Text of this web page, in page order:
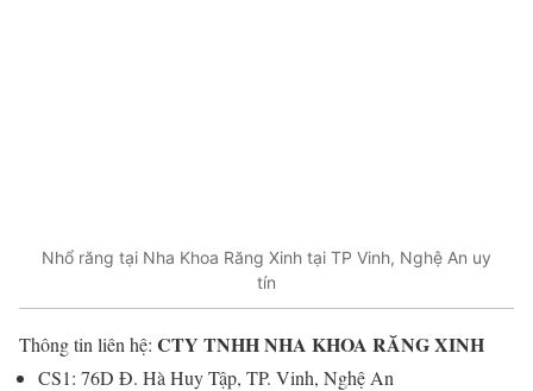
Nhổ răng tại Nha Khoa Răng Xinh tại TP Vinh, Nghệ An uy
tín
Thông tin liên hệ: CTY TNHH NHA KHOA RĂNG XINH
CS1: 76D Đ. Hà Huy Tập, TP. Vinh, Nghệ An